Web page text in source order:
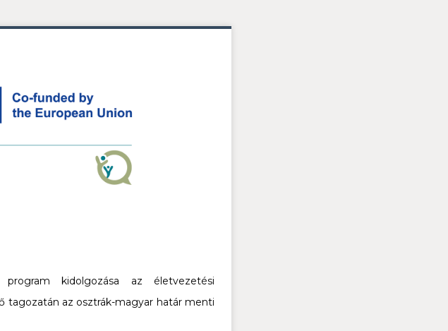
program kidolgozása az életvezetési
tagozatán az osztrák-magyar határ menti